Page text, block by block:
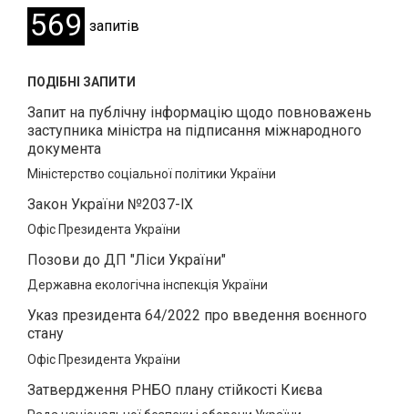
569 запитів
ПОДІБНІ ЗАПИТИ
Запит на публічну інформацію щодо повноважень
заступника міністра на підписання міжнародного
документа
Міністерство соціальної політики України
Закон України №2037-lX
Офіс Президента України
Позови до ДП "Ліси України"
Державна екологічна інспекція України
Указ президента 64/2022 про введення воєнного
стану
Офіс Президента України
Затвердження РНБО плану стійкості Києва